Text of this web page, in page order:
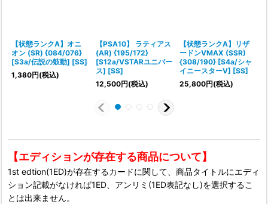
【状態ランクA】オニ
オン (SR) {084/076}
[S3a/伝説の鼓動] [SS]
1,380円(税込)
【PSA10】 ラティアス
(AR) {195/172}
[S12a/VSTARユニバー
ス] [SS]
12,500円(税込)
【状態ランクA】リザ
ードンVMAX (SSR)
{308/190} [S4a/シャ
イニースターV] [SS]
25,800円(税込)
【エディションが存在する商品について】
1st edtion(1ED)が存在するカードに関して、商品タイトルにエディ
ション記載がなければ1ED、アンリミ(1ED表記なし)を選択するこ
とは出来ません。